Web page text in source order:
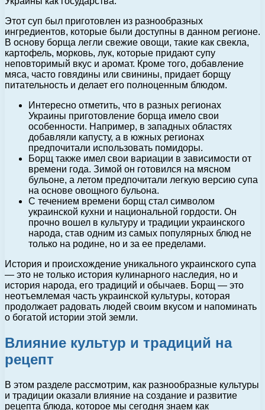
Этот суп был приготовлен из разнообразных
ингредиентов, которые были доступны в данном регионе.
В основу борща легли свежие овощи, такие как свекла,
картофель, морковь, лук, которые придают супу
неповторимый вкус и аромат. Кроме того, добавление
мяса, часто говядины или свинины, придает борщу
питательность и делает его полноценным блюдом.
Интересно отметить, что в разных регионах
Украины приготовление борща имело свои
особенности. Например, в западных областях
добавляли капусту, а в южных регионах
предпочитали использовать помидоры.
Борщ также имел свои вариации в зависимости от
времени года. Зимой он готовился на мясном
бульоне, а летом предпочитали легкую версию супа
на основе овощного бульона.
С течением времени борщ стал символом
украинской кухни и национальной гордости. Он
прочно вошел в культуру и традиции украинского
народа, став одним из самых популярных блюд не
только на родине, но и за ее пределами.
История и происхождение уникального украинского супа
— это не только история кулинарного наследия, но и
история народа, его традиций и обычаев. Борщ — это
неотъемлемая часть украинской культуры, которая
продолжает радовать людей своим вкусом и напоминать
о богатой истории этой земли.
Влияние культур и традиций на
рецепт
В этом разделе рассмотрим, как разнообразные культуры
и традиции оказали влияние на создание и развитие
рецепта блюда, которое мы сегодня знаем как